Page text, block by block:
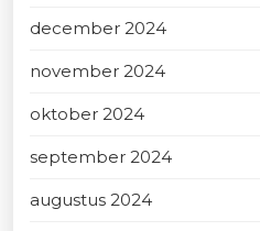
december 2024
november 2024
oktober 2024
september 2024
augustus 2024